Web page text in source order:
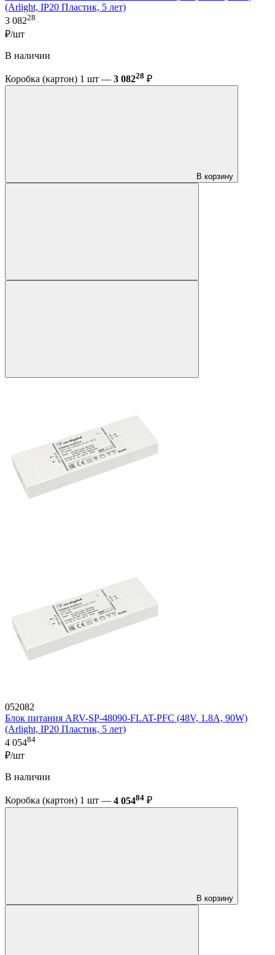
(Arlight, IP20 Пластик, 5 лет)
3 08228
₽/шт
В наличии
Коробка (картон) 1 шт — 3 08228 ₽
В корзину
052082
Блок питания ARV-SP-48090-FLAT-PFC (48V, 1.8A, 90W)
(Arlight, IP20 Пластик, 5 лет)
4 05484
₽/шт
В наличии
Коробка (картон) 1 шт — 4 05484 ₽
В корзину